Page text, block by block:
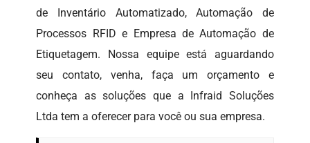
de Inventário Automatizado, Automação de
Processos RFID e Empresa de Automação de
Etiquetagem. Nossa equipe está aguardando
seu contato, venha, faça um orçamento e
conheça as soluções que a Infraid Soluções
Ltda tem a oferecer para você ou sua empresa.